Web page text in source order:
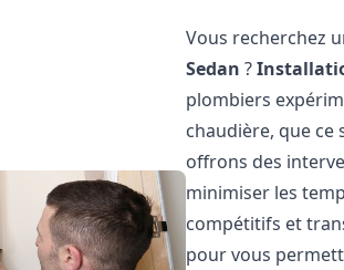
Vous recherchez
Sedan ?
plombiers
chaudière, que
offrons des
minimiser les
compétitifs et
pour vous